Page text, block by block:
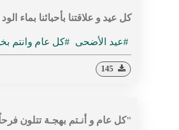
كل عيد و علاقتنا بأحبائنا بماء
#عيد الأضحى #كل عام وانتم
"‏كل عام و أنـتم بهجـة تتلون